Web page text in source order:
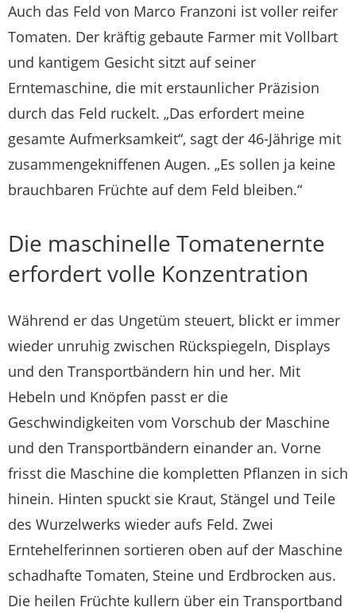
Auch das Feld von Marco Franzoni ist voller reifer
Tomaten. Der kräftig gebaute Farmer mit Vollbart
und kantigem Gesicht sitzt auf seiner
Erntemaschine, die mit erstaunlicher Präzision
durch das Feld ruckelt. „Das erfordert meine
gesamte Aufmerksamkeit“, sagt der 46-Jährige mit
zusammengekniffenen Augen. „Es sollen ja keine
brauchbaren Früchte auf dem Feld bleiben.“
Die maschinelle Tomatenernte
erfordert volle Konzentration
Während er das Ungetüm steuert, blickt er immer
wieder unruhig zwischen Rückspiegeln, Displays
und den Transportbändern hin und her. Mit
Hebeln und Knöpfen passt er die
Geschwindigkeiten vom Vorschub der Maschine
und den Transportbändern einander an. Vorne
frisst die Maschine die kompletten Pflanzen in sich
hinein. Hinten spuckt sie Kraut, Stängel und Teile
des Wurzelwerks wieder aufs Feld. Zwei
Erntehelferinnen sortieren oben auf der Maschine
schadhafte Tomaten, Steine und Erdbrocken aus.
Die heilen Früchte kullern über ein Transportband